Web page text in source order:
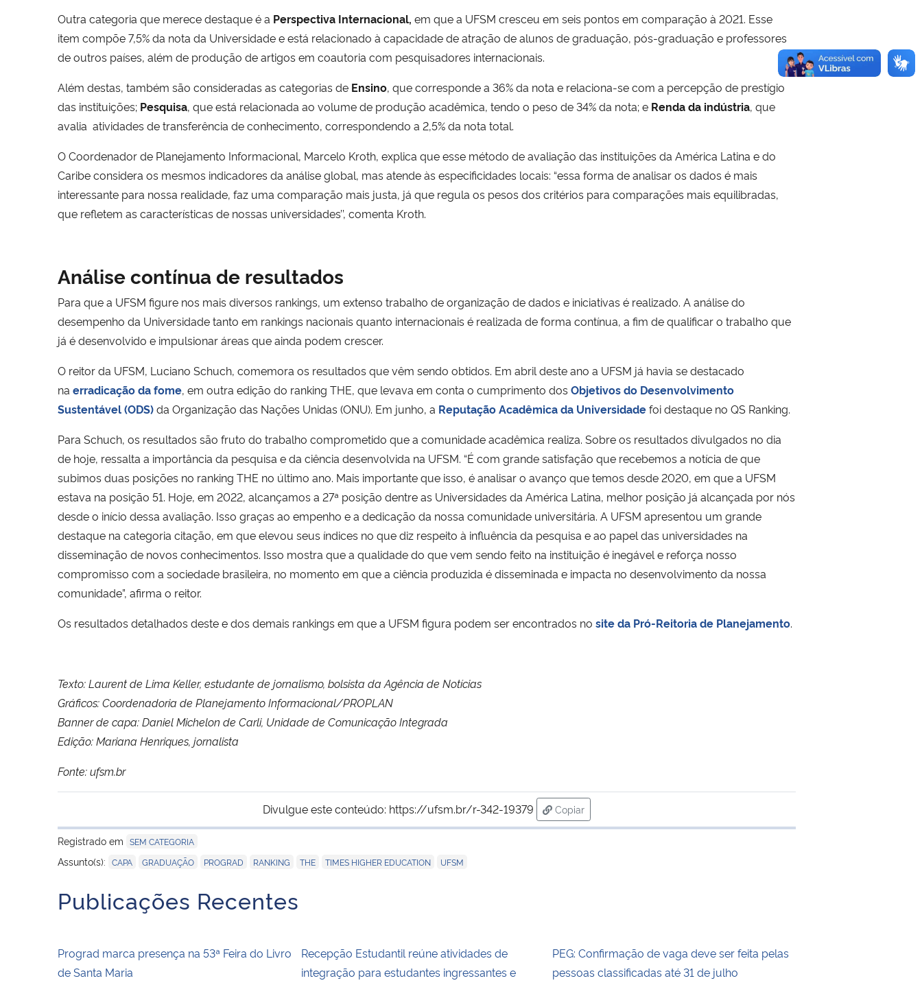
Outra categoria que merece destaque é a Perspectiva Internacional, em que a UFSM cresceu em seis pontos em comparação à 2021. Esse
item compõe 7,5% da nota da Universidade e está relacionado à capacidade de atração de alunos de graduação, pós-graduação e professores
de outros países, além de produção de artigos em coautoria com pesquisadores internacionais.
Além destas, também são consideradas as categorias de Ensino, que corresponde a 36% da nota e relaciona-se com a percepção de prestígio
das instituições; Pesquisa, que está relacionada ao volume de produção acadêmica, tendo o peso de 34% da nota; e Renda da indústria, que
avalia atividades de transferência de conhecimento, correspondendo a 2,5% da nota total.
O Coordenador de Planejamento Informacional, Marcelo Kroth, explica que esse método de avaliação das instituições da América Latina e do
Caribe considera os mesmos indicadores da análise global, mas atende às especificidades locais: “essa forma de analisar os dados é mais
interessante para nossa realidade, faz uma comparação mais justa, já que regula os pesos dos critérios para comparações mais equilibradas,
que refletem as características de nossas universidades’’, comenta Kroth.
Análise contínua de resultados
Para que a UFSM figure nos mais diversos rankings, um extenso trabalho de organização de dados e iniciativas é realizado. A análise do
desempenho da Universidade tanto em rankings nacionais quanto internacionais é realizada de forma contínua, a fim de qualificar o trabalho que
já é desenvolvido e impulsionar áreas que ainda podem crescer.
O reitor da UFSM, Luciano Schuch, comemora os resultados que vêm sendo obtidos. Em abril deste ano a UFSM já havia se destacado
na erradicação da fome, em outra edição do ranking THE, que levava em conta o cumprimento dos Objetivos do Desenvolvimento
Sustentável (ODS)da Organização das Nações Unidas (ONU). Em junho, a Reputação Acadêmica da Universidadefoi destaque no QS Ranking.
Para Schuch, os resultados são fruto do trabalho comprometido que a comunidade acadêmica realiza. Sobre os resultados divulgados no dia
de hoje, ressalta a importância da pesquisa e da ciência desenvolvida na UFSM. “É com grande satisfação que recebemos a notícia de que
subimos duas posições no ranking THE no último ano. Mais importante que isso, é analisar o avanço que temos desde 2020, em que a UFSM
estava na posição 51. Hoje, em 2022, alcançamos a 27ª posição dentre as Universidades da América Latina, melhor posição já alcançada por nós
desde o início dessa avaliação. Isso graças ao empenho e a dedicação da nossa comunidade universitária. A UFSM apresentou um grande
destaque na categoria citação, em que elevou seus índices no que diz respeito à influência da pesquisa e ao papel das universidades na
disseminação de novos conhecimentos. Isso mostra que a qualidade do que vem sendo feito na instituição é inegável e reforça nosso
compromisso com a sociedade brasileira, no momento em que a ciência produzida é disseminada e impacta no desenvolvimento da nossa
comunidade”, afirma o reitor.
Os resultados detalhados deste e dos demais rankings em que a UFSM figura podem ser encontrados no site da Pró-Reitoria de Planejamento.
Texto: Laurent de Lima Keller, estudante de jornalismo, bolsista da Agência de Notícias
Gráficos: Coordenadoria de Planejamento Informacional/PROPLAN
Banner de capa: Daniel Michelon de Carli, Unidade de Comunicação Integrada
Edição: Mariana Henriques, jornalista
Fonte: ufsm.br
Divulgue este conteúdo: https://ufsm.br/r-342-19379
Copiar
para área de transferência
Registrado em SEM CATEGORIA
Assunto(s): CAPA GRADUAÇÃO PROGRAD RANKING THE TIMES HIGHER EDUCATION UFSM
Publicações Recentes
Prograd marca presença na 53ª Feira do Livro
de Santa Maria
Recepção Estudantil reúne atividades de
integração para estudantes ingressantes e
PEG: Confirmação de vaga deve ser feita pelas
pessoas classificadas até 31 de julho